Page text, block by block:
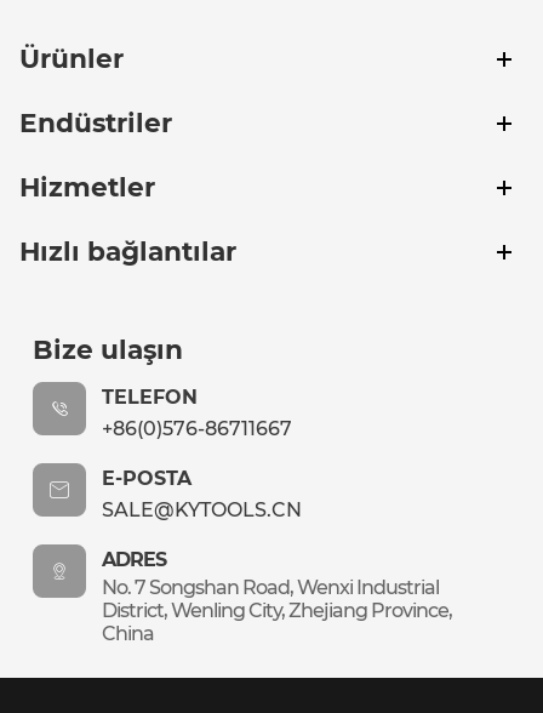
Ürünler
Endüstriler
Hizmetler
Hızlı bağlantılar
Bize ulaşın
TELEFON
+86(0)576-86711667
E-POSTA
SALE@KYTOOLS.CN
ADRES
No. 7 Songshan Road, Wenxi Industrial
District, Wenling City, Zhejiang Province,
China